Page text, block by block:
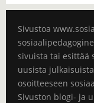
Sivustoa
sivuista tai esittää
uusista
osoitteeseen
Sivuston blogi- ja